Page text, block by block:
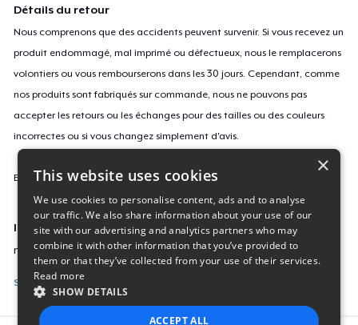
Détails du retour
Nous comprenons que des accidents peuvent survenir. Si vous recevez un
produit endommagé, mal imprimé ou défectueux, nous le remplacerons
volontiers ou vous rembourserons dans les 30 jours. Cependant, comme
nos produits sont fabriqués sur commande, nous ne pouvons pas
accepter les retours ou les échanges pour des tailles ou des couleurs
incorrectes ou si vous changez simplement d'avis.
En savoir plus sur notre politique de retoursici
ID campagne
new-a-firedance-through-the-ni
Signaler cette page
×
This website uses cookies
We use cookies to personalise content, ads and to analyse
our traffic. We also share information about your use of our
site with our advertising and analytics partners who may
combine it with other information that you’ve provided to
them or that they’ve collected from your use of their services.
Read more
SHOW DETAILS
ACCEPT ALL